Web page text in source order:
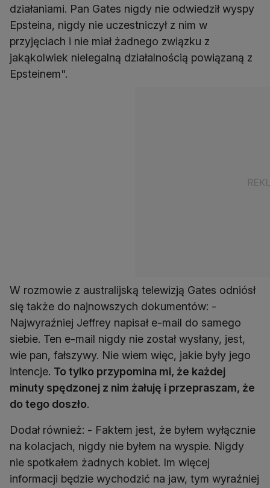
działaniami. Pan Gates nigdy nie odwiedził wyspy
Epsteina, nigdy nie uczestniczył z nim w
przyjęciach i nie miał żadnego związku z
jakąkolwiek nielegalną działalnością powiązaną z
Epsteinem".
W rozmowie z australijską telewizją Gates odniósł
się także do najnowszych dokumentów: -
Najwyraźniej Jeffrey napisał e-mail do samego
siebie. Ten e-mail nigdy nie został wysłany, jest,
wie pan, fałszywy. Nie wiem więc, jakie były jego
intencje. To tylko przypomina mi, że każdej
minuty spędzonej z nim żałuję i przepraszam, że
do tego doszło.
Dodał również: - Faktem jest, że byłem wyłącznie
na kolacjach, nigdy nie byłem na wyspie. Nigdy
nie spotkałem żadnych kobiet. Im więcej
informacji będzie wychodzić na jaw, tym wyraźniej